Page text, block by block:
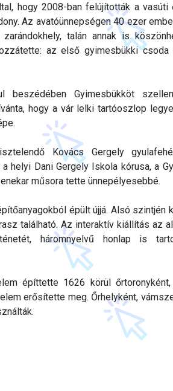
hogy 2008-ban felújították a vasúti
Az avatóünnepségen 40 ezer
talán annak is
az első gyimesbükki csoda
beszédében Gyimesbükköt
hogy a vár lelki tartóoszlop
Kovács Gergely
helyi Dani Gergely Iskola kórusa, a
műsora tette ünnepélyesebbé.
épült újjá. Alsó szintjén
található. Az interaktív kiállítás az
háromnyelvű honlap is
építtette 1626 körül
erősítette meg. Őrhelyként,